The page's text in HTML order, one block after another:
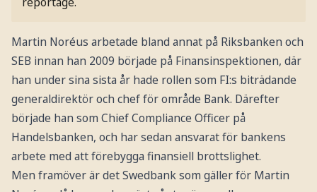
Martin Noréus arbetade bland annat på Riksbanken och
SEB innan han 2009 började på Finansinspektionen, där
han under sina sista år hade rollen som FI:s biträdande
generaldirektör och chef för område Bank. Därefter
började han som Chief Compliance Officer på
Handelsbanken, och har sedan ansvarat för bankens
arbete med att förebygga finansiell brottslighet.
Men framöver är det Swedbank som gäller för Martin